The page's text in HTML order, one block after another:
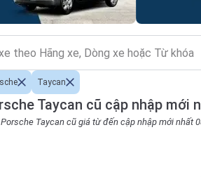
Taycan cũ cập nhập mới
Taycan cũ giá từ đến cập nhập mới nhất
Taycan